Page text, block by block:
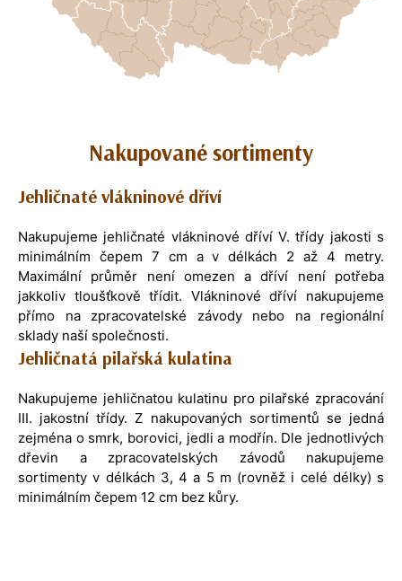
Nakupované sortimenty
Jehličnaté vlákninové dříví
Nakupujeme jehličnaté vlákninové dříví V. třídy jakosti s
minimálním čepem 7 cm a v délkách 2 až 4 metry.
Maximální průměr není omezen a dříví není potřeba
jakkoliv tloušťkově třídit. Vlákninové dříví nakupujeme
přímo na zpracovatelské závody nebo na regionální
sklady naší společnosti.
Jehličnatá pilařská kulatina
Nakupujeme jehličnatou kulatinu pro pilařské zpracování
III. jakostní třídy. Z nakupovaných sortimentů se jedná
zejména o smrk, borovici, jedli a modřín. Dle jednotlivých
dřevin a zpracovatelských závodů nakupujeme
sortimenty v délkách 3, 4 a 5 m (rovněž i celé délky) s
minimálním čepem 12 cm bez kůry.